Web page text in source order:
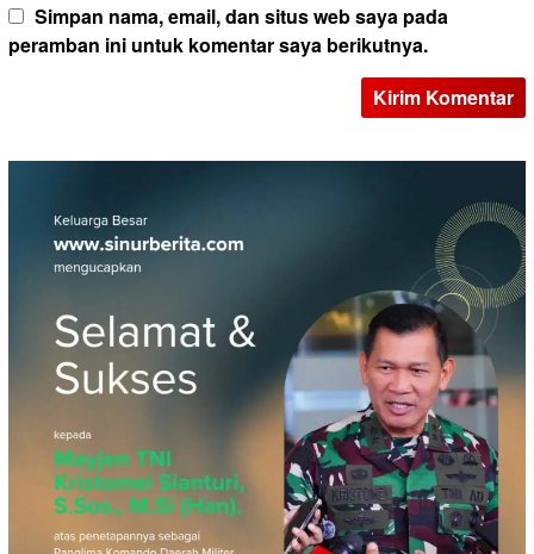
Simpan nama, email, dan situs web saya pada
peramban ini untuk komentar saya berikutnya.